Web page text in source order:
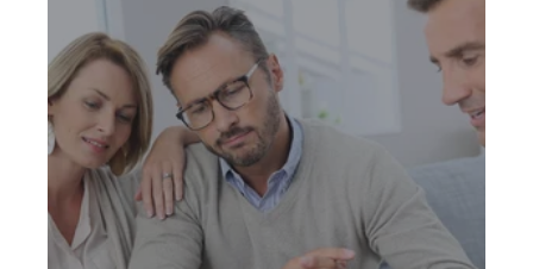
簡易なコミュニケーション
タスク管理